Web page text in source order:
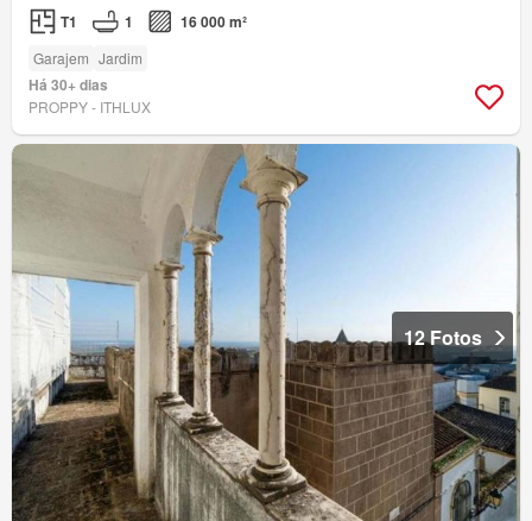
T1 1 16 000 m²
Garajem Jardim
Há 30+ dias
PROPPY - ITHLUX
12 Fotos